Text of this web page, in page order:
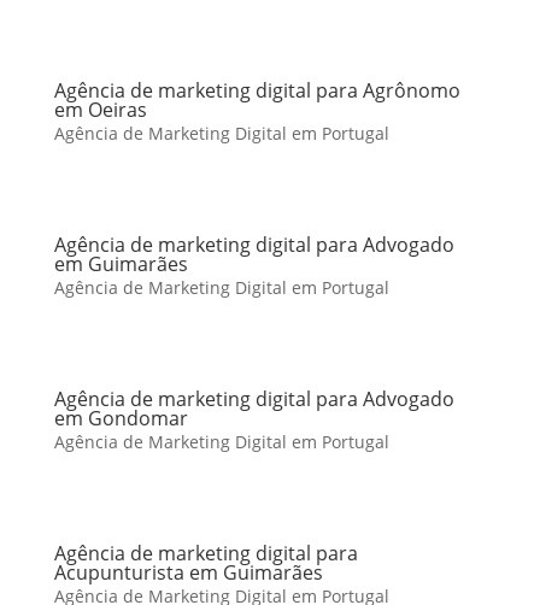
Agência de marketing digital para Agrônomo
em Oeiras
Agência de Marketing Digital em Portugal
Agência de marketing digital para Advogado
em Guimarães
Agência de Marketing Digital em Portugal
Agência de marketing digital para Advogado
em Gondomar
Agência de Marketing Digital em Portugal
Agência de marketing digital para
Acupunturista em Guimarães
Agência de Marketing Digital em Portugal